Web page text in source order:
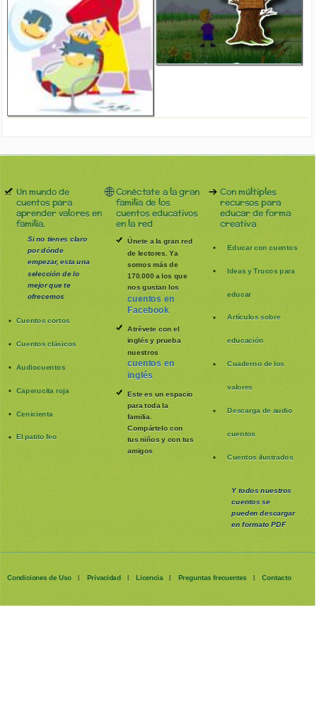
Un mundo de
cuentos para
aprender valores en
familia.
Si no tienes claro
por dónde
empezar, esta una
selección de lo
mejor que te
ofrecemos
Cuentos cortos
Cuentos clásicos
Audiocuentos
Caperucita roja
Cenicienta
El patito feo
Conéctate a la gran
familia de los
cuentos educativos
en la red
Únete a la gran red
de lectores. Ya
somos más de
170.000 a los que
nos gustan los
cuentos en
Facebook
Atrévete con el
inglés y prueba
nuestros
cuentos en
inglés
Este es un espacio
para toda la
familia
Compártelo con
tus niños y con tus
amigos
Con múltiples
recursos para
educar de forma
creativa
Educar con cuentos
Ideas y Trucos para
educar
Artículos sobre
educación
Cuaderno de los
valores
Descarga de audio
cuentos
Cuentos ilustrados
Y todos nuestros
cuentos se
puedendescargar
en formato PDF
Condiciones de Uso | Privacidad | Licencia | Preguntas frecuentes | Contacto